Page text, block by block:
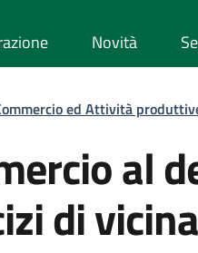
Novità
di pane
ed Attività
al
di